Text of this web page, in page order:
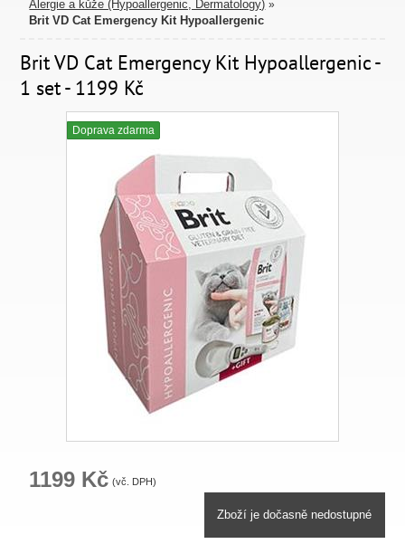
Alergie a kůže (Hypoallergenic, Dermatology) »
Brit VD Cat Emergency Kit Hypoallergenic
Brit VD Cat Emergency Kit Hypoallergenic -
1 set - 1199 Kč
Doprava zdarma
1199 Kč (vč. DPH)
Zboží je dočasně nedostupné